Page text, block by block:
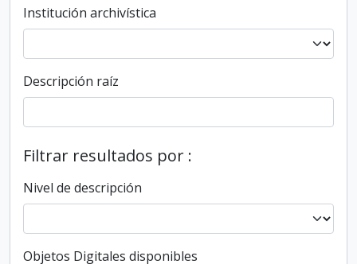
Institución archivística
Descripción raíz
Filtrar resultados por :
Nivel de descripción
Objetos Digitales disponibles